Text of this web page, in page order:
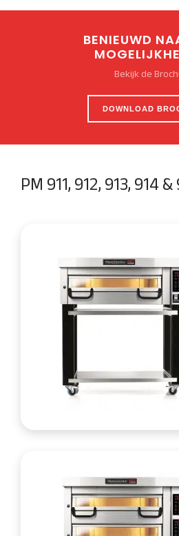
BENIEUWD
Bekijk de
DOWNLOAD
PM 911, 912, 913, 914 &